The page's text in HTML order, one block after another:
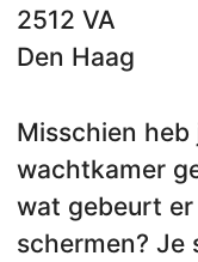
2512 VA
Den Haag
Misschien heb
wachtkamer
wat gebeurt
schermen? Je